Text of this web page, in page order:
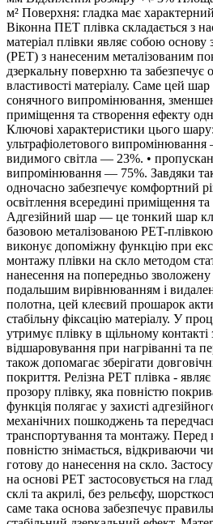
м² Поверхня: гладка має
Віконна ПЕТ плівка складається з
матеріал плівки являє собою основу
(PET) з нанесеним металізованим
дзеркальну поверхню та забезпечує
властивості матеріалу. Саме цей шар
сонячного випромінювання,
приміщення та створення ефекту
Ключові характеристики цього шару:
ультрафіолетового
видимого світла — 23%. •
випромінювання — 75%. Завдяки
одночасно забезпечує комфортний
освітлення всередині приміщення
Адгезійний шар — це тонкий шар
базовою металізованою PET-
виконує допоміжну функцію при
монтажу плівки на скло методом
нанесення на попередньо
подальшим вирівнюванням і
полотна, цей клеєвий прошарок
стабільну фіксацію матеріалу. У
утримує плівку в щільному
відшаровування при нагріванні та
також допомагає зберігати
покриття. Релізна РЕТ плівка -
прозору плівку, яка повністю
функція полягає у захисті
механічних пошкоджень та
транспортування та монтажу.
повністю знімається, відкриваючи
готову до нанесення на скло.
на основі PET застосовується на
склі та акрилі, без рельєфу,
саме така основа забезпечує